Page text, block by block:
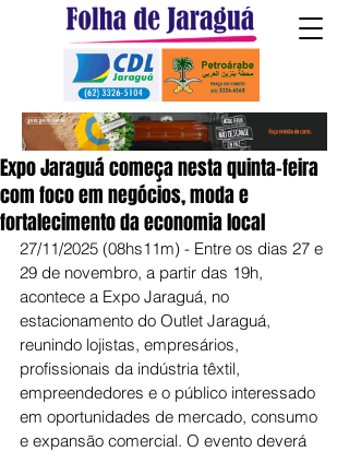
Expo Jaraguá começa nesta quinta-feira
com foco em negócios, moda e
fortalecimento da economia local
27/11/2025 (08hs11m) - Entre os dias 27 e
29 de novembro, a partir das 19h,
acontece a Expo Jaraguá, no
estacionamento do Outlet Jaraguá,
reunindo lojistas, empresários,
profissionais da indústria têxtil,
empreendedores e o público interessado
em oportunidades de mercado, consumo
e expansão comercial. O evento deverá